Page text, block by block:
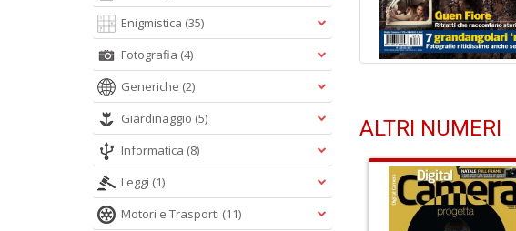
ALTRI NUMERI
Enigmistica (35)
Fotografia (4)
Generiche (2)
Giardinaggio (5)
Informatica (8)
Leggi (1)
Motori e Trasporti (11)